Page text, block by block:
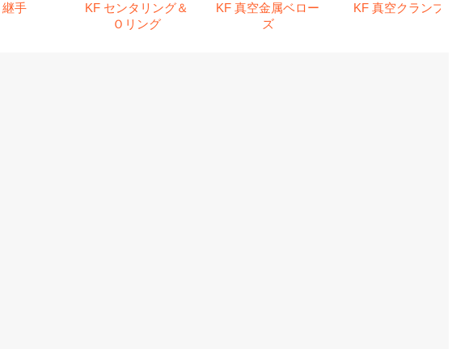
継手
KF センタリング＆
Ｏリング
KF 真空金属ベロー
ズ
KF 真空クランプ